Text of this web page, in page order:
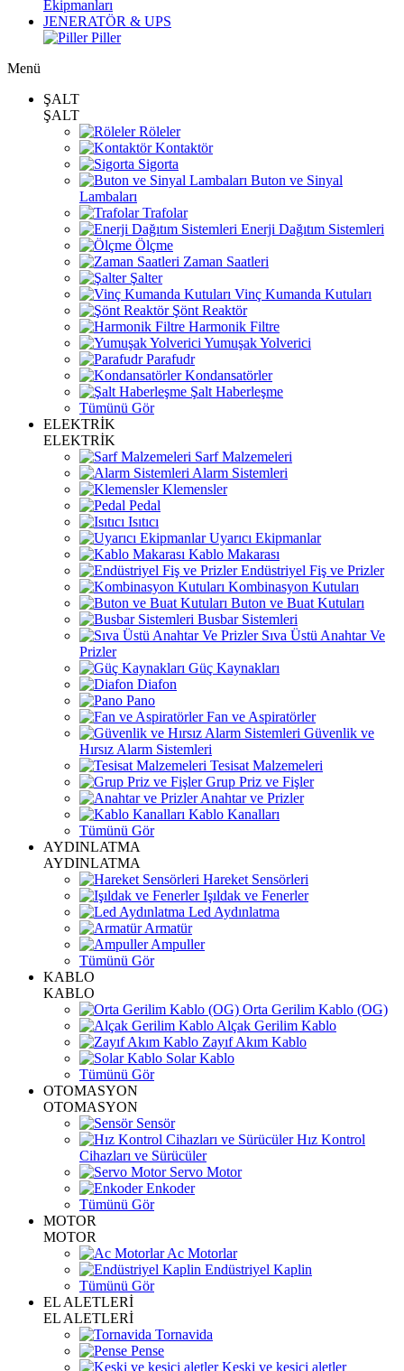
Ekipmanları
JENERATÖR & UPS
Piller
Menü
ŞALT
ŞALT
Röleler
Kontaktör
Sigorta
Buton ve Sinyal
Lambaları
Trafolar
Enerji Dağıtım Sistemleri
Ölçme
Zaman Saatleri
Şalter
Vinç Kumanda Kutuları
Şönt Reaktör
Harmonik Filtre
Yumuşak Yolverici
Parafudr
Kondansatörler
Şalt Haberleşme
Tümünü Gör
ELEKTRİK
ELEKTRİK
Sarf Malzemeleri
Alarm Sistemleri
Klemensler
Pedal
Isıtıcı
Uyarıcı Ekipmanlar
Kablo Makarası
Endüstriyel Fiş ve Prizler
Kombinasyon Kutuları
Buton ve Buat Kutuları
Busbar Sistemleri
Sıva Üstü Anahtar Ve
Prizler
Güç Kaynakları
Diafon
Pano
Fan ve Aspiratörler
Güvenlik ve
Hırsız Alarm Sistemleri
Tesisat Malzemeleri
Grup Priz ve Fişler
Anahtar ve Prizler
Kablo Kanalları
Tümünü Gör
AYDINLATMA
AYDINLATMA
Hareket Sensörleri
Işıldak ve Fenerler
Led Aydınlatma
Armatür
Ampuller
Tümünü Gör
KABLO
KABLO
Orta Gerilim Kablo (OG)
Alçak Gerilim Kablo
Zayıf Akım Kablo
Solar Kablo
Tümünü Gör
OTOMASYON
OTOMASYON
Sensör
Hız Kontrol
Cihazları ve Sürücüler
Servo Motor
Enkoder
Tümünü Gör
MOTOR
MOTOR
Ac Motorlar
Endüstriyel Kaplin
Tümünü Gör
EL ALETLERİ
EL ALETLERİ
Tornavida
Pense
Keski ve kesici aletler